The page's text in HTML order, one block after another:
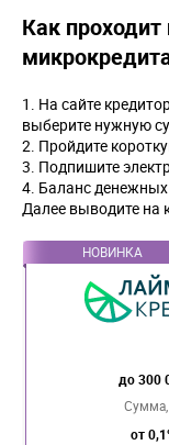
Как
На сайте
выберите нужную
Пройдите
Подпишите
Баланс денежных
Далее выводите на
до 300
Сумма,
от